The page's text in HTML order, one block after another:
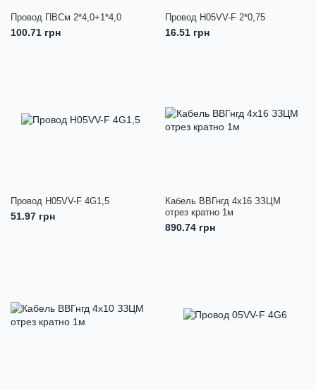
Провод ПВСм 2*4,0+1*4,0
100.71 грн
Провод H05VV-F 2*0,75
16.51 грн
Провод H05VV-F 4G1,5
51.97 грн
Кабель ВВГнгд 4х16 ЗЗЦМ
отрез кратно 1м
890.74 грн